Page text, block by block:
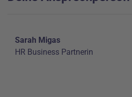
Sarah Migas
HR Business Partnerin